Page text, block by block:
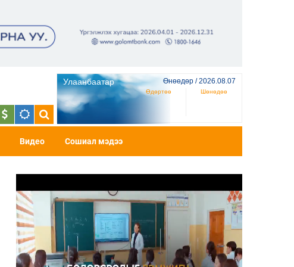
Улаанбаатар Өнөөдөр / 2026.08.07
Өдөртөө Шөнөдөө
Видео Сошиал мэдээ